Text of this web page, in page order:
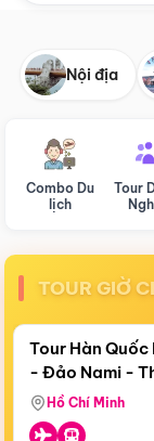
Nội địa
Combo Du
lịch
Tour
TOUR GIỜ
Còn18 ngày
Bay Sun
Tour Hàn
- Đảo Nami -
Airways)
Hồ Chí Minh